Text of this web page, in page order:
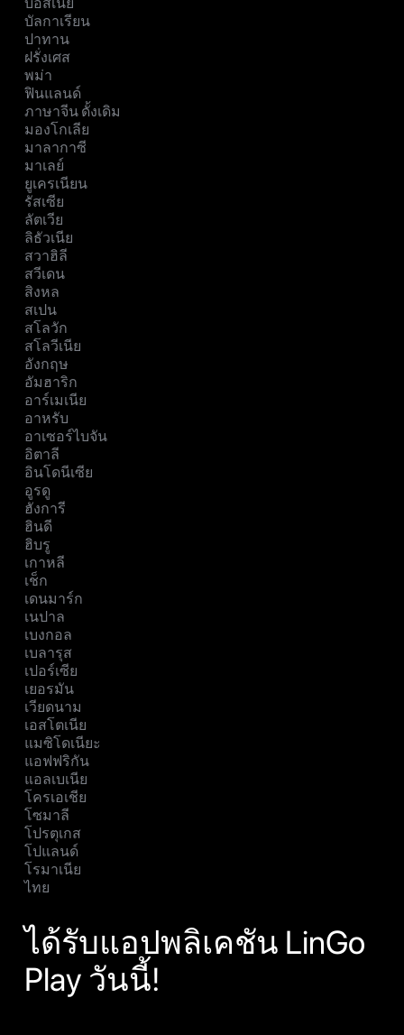
บัลกาเรียน
ปาทาน
ฝรั่งเศส
พม่า
ฟินแลนด์
ภาษาจีน ดั้งเดิม
มองโกเลีย
มาลากาซี
มาเลย์
ยูเครเนียน
รัสเซีย
ลัตเวีย
ลิธัวเนีย
สวาฮิลี
สวีเดน
สิงหล
สเปน
สโลวัก
สโลวีเนีย
อังกฤษ
อัมฮาริก
อาร์เมเนีย
อาหรับ
อาเซอร์ไบจัน
อิตาลี
อินโดนีเซีย
อูรดู
ฮังการี
ฮินดี
ฮิบรู
เกาหลี
เช็ก
เดนมาร์ก
เนปาล
เบงกอล
เบลารุส
เปอร์เซีย
เยอรมัน
เวียดนาม
เอสโตเนีย
แมซิโดเนียะ
แอฟฟริกัน
แอลเบเนีย
โครเอเชีย
โซมาลี
โปรตุเกส
โปแลนด์
โรมาเนีย
ไทย
ได้รับแอปพลิเคชัน LinGo
Play วันนี้!